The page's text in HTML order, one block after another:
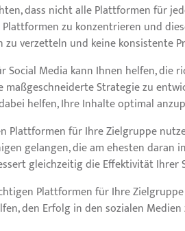
dass nicht alle Plattformen für
zu konzentrieren und
verzetteln und keine konsistente
Social Media kann Ihnen helfen,
maßgeschneiderte Strategie zu
helfen, Ihre Inhalte optimal
Plattformen für Ihre Zielgruppe
gelangen, die am ehesten daran
gleichzeitig die Effektivität Ihrer
Plattformen für Ihre
den Erfolg in den sozialen